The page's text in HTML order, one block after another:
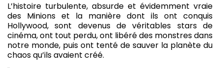
L’histoire turbulente, absurde et évidemment vraie
des Minions et la manière dont ils ont conquis
Hollywood, sont devenus de véritables stars de
cinéma, ont tout perdu, ont libéré des monstres dans
notre monde, puis ont tenté de sauver la planète du
chaos qu’ils avaient créé.